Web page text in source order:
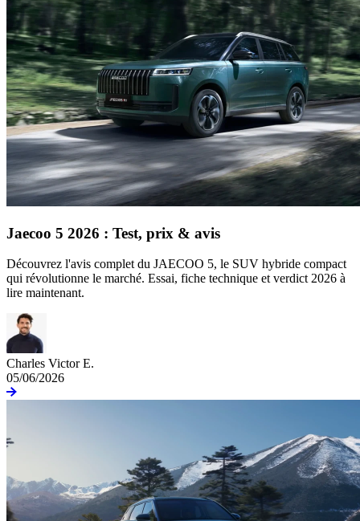
Jaecoo 5 2026 : Test, prix & avis
Découvrez l'avis complet du JAECOO 5, le SUV hybride compact
qui révolutionne le marché. Essai, fiche technique et verdict 2026 à
lire maintenant.
Charles Victor E.
05/06/2026